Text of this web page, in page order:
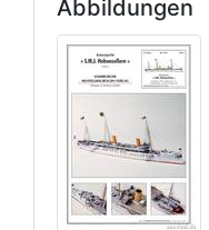
Abbildungen